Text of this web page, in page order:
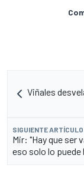
Viñales
SIGUIENTE ARTÍCULO
Mir: "Hay que ser
eso solo lo puede